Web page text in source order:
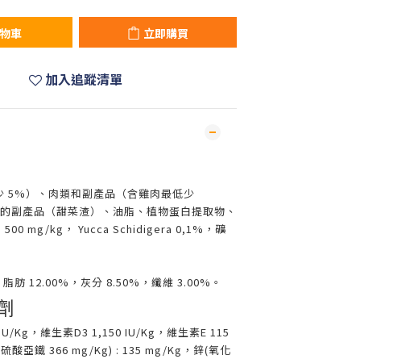
車 立即購買
加入追蹤清單
5%）、肉類和副產品（含雞肉最低少
副產品（甜菜渣）、油脂、植物蛋白提取物、
500 mg/kg， Yucca Schidigera 0,1%，礦
肪 12.00%，灰分 8.50%，纖維 3.00%。
Kg，維生素D3 1,150 IU/Kg，維生素E 115
酸亞鐵 366 mg/Kg) : 135 mg/Kg，鋅(氧化